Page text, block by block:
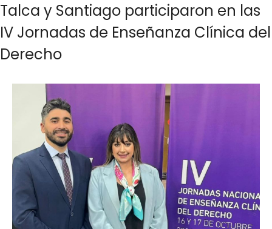
Talca y Santiago participaron en las
IV Jornadas de Enseñanza Clínica del
Derecho